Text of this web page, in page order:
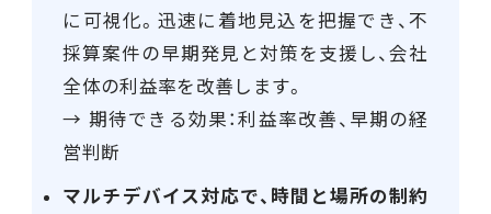
に可視化。迅速に着地見込を把握でき、不
採算案件の早期発見と対策を支援し、会社
全体の利益率を改善します。
→ 期待できる効果：利益率改善、早期の経
営判断
マルチデバイス対応で、時間と場所の制約